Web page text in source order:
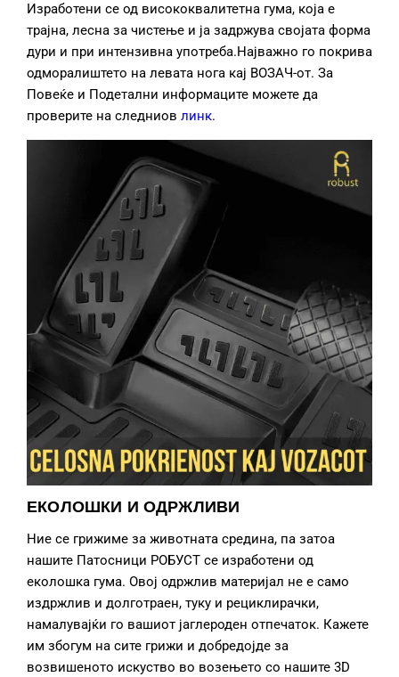
Изработени се од висококвалитетна гума, која е
трајна, лесна за чистење и ја задржува својата форма
дури и при интензивна употреба.Најважно го покрива
одморалиштето на левата нога кај ВОЗАЧ-от. За
Повеќе и Подетални информаците можете да
проверите на следниов линк.
ЕКОЛОШКИ И ОДРЖЛИВИ
Ние се грижиме за животната средина, па затоа
нашите Патосници РОБУСТ се изработени од
еколошка гума. Овој одржлив материјал не е само
издржлив и долготраен, туку и рециклирачки,
намалувајќи го вашиот јаглероден отпечаток. Кажете
им збогум на сите грижи и добредојде за
возвишеното искуство во возењето со нашите 3D